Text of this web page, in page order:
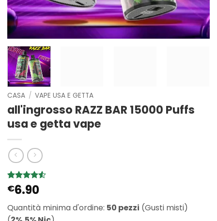
CASA / VAPE USA E GETTA
all'ingrosso RAZZ BAR 15000 Puffs
usa e getta vape
Valutato
4.5su 5
4
recensioni
€6.90
Quantità minima d'ordine: 50 pezzi (Gusti misti)